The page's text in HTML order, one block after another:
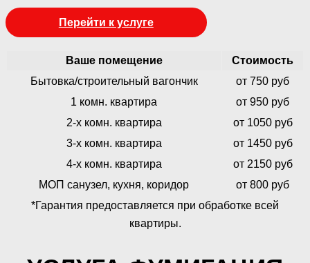
Перейти к услуге
Ваше помещение
Стоимость
Бытовка/строительный вагончик
от 750 руб
1 комн. квартира
от 950 руб
2-х комн. квартира
от 1050 руб
3-х комн. квартира
от 1450 руб
4-х комн. квартира
от 2150 руб
МОП санузел, кухня, коридор
от 800 руб
*Гарантия предоставляется при обработке всей
квартиры.